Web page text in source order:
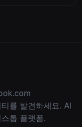
를 발견하세요. AI
톱 플랫폼.